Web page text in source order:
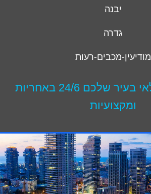
יבנה
גדרה
מודיעין-מכבים-רעות
שירותי חשמלאי בעיר שלכם 24/6 באחריות
ומקצועיות